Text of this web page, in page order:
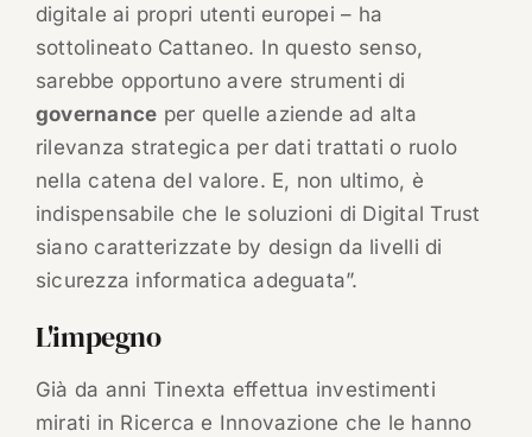
digitale ai propri utenti europei – ha
sottolineato Cattaneo. In questo senso,
sarebbe opportuno avere strumenti di
governance per quelle aziende ad alta
rilevanza strategica per dati trattati o ruolo
nella catena del valore. E, non ultimo, è
indispensabile che le soluzioni di Digital Trust
siano caratterizzate by design da livelli di
sicurezza informatica adeguata”.
L'impegno
Già da anni Tinexta effettua investimenti
mirati in Ricerca e Innovazione che le hanno